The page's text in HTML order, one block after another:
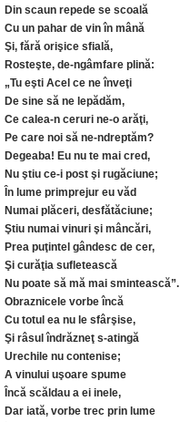
Din scaun repede se scoală
Cu un pahar de vin în mână
Şi, fără orişice sfială,
Rosteşte, de-ngâmfare plină:
„Tu eşti Acel ce ne înveţi
De sine să ne lepădăm,
Ce calea-n ceruri ne-o arăţi,
Pe care noi să ne-ndreptăm?
Degeaba! Eu nu te mai cred,
Nu ştiu ce-i post şi rugăciune;
În lume primprejur eu văd
Numai plăceri, desfătăciune;
Ştiu numai vinuri şi mâncări,
Prea puţintel gândesc de cer,
Şi curăţia sufletească
Nu poate să mă mai smintească”.
Obraznicele vorbe încă
Cu totul ea nu le sfârşise,
Şi râsul îndrăzneţ s-atingă
Urechile nu contenise;
A vinului uşoare spume
Încă scăldau a ei inele,
Dar iată, vorbe trec prin lume